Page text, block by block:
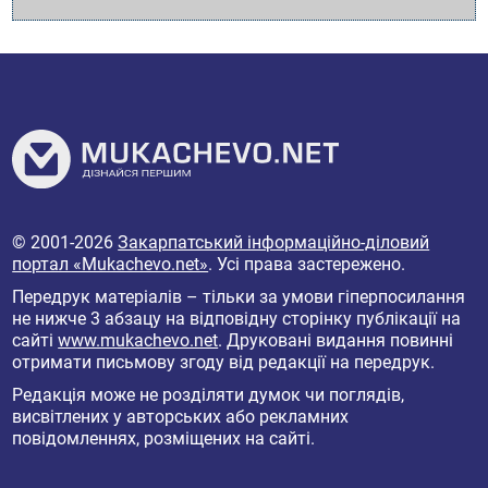
© 2001-2026Закарпатський інформаційно-діловий
портал «Mukachevo.net». Усі права застережено.
Передрук матеріалів – тільки за умови гіперпосилання
не нижче 3 абзацу на відповідну сторінку публікації на
сайтіwww.mukachevo.net. Друковані видання повинні
отримати письмову згоду від редакції на передрук.
Редакція може не розділяти думок чи поглядів,
висвітлених у авторських або рекламних
повідомленнях, розміщених на сайті.